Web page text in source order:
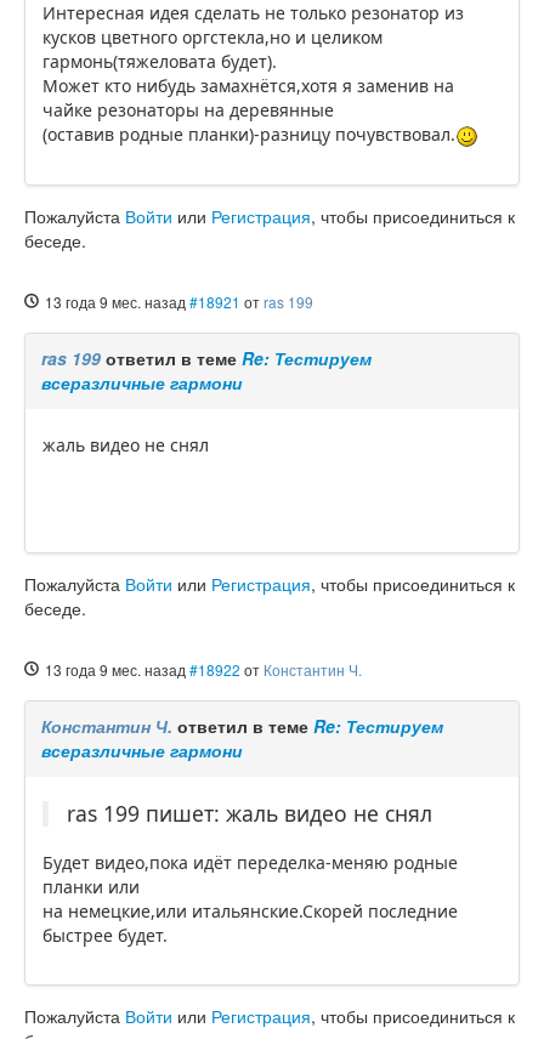
Интересная идея сделать не только резонатор из
кусков цветного оргстекла,но и целиком
гармонь(тяжеловата будет).
Может кто нибудь замахнётся,хотя я заменив на
чайке резонаторы на деревянные
(оставив родные планки)-разницу почувствовал.
Пожалуйста Войти или Регистрация, чтобы присоединиться к
беседе.
13 года 9 мес. назад #18921 отras 199
ras 199 ответил в теме Re: Тестируем
всеразличные гармони
жаль видео не снял
Пожалуйста Войти или Регистрация, чтобы присоединиться к
беседе.
13 года 9 мес. назад #18922 от Константин Ч.
Константин Ч. ответил в теме Re: Тестируем
всеразличные гармони
ras 199 пишет: жаль видео не снял
Будет видео,пока идёт переделка-меняю родные
планки или
на немецкие,или итальянские.Скорей последние
быстрее будет.
Пожалуйста Войти или Регистрация, чтобы присоединиться к